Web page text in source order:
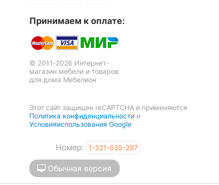
Принимаем к оплате:
© 2011-2026 Интернет-
магазин мебели и товаров
для дома Мебелион
Этот сайт защищен reCAPTCHA и применяются
Политика конфиденциальности и
Условияиспользования Google
Номер: 1-321-035-297
Обычная версия